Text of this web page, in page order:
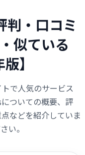
・口コミ
似ている
】
で人気のサービス
ついての概要、評
などを紹介していま
い。